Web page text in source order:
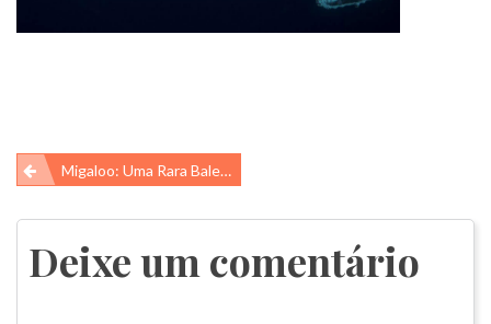
Navegação
de
Post
Migaloo: Uma Rara Baleia Albina
Deixe um comentário